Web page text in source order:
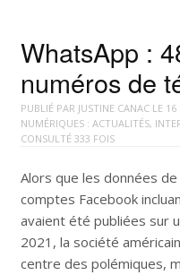
WhatsApp :
numéros de
PUBLIÉ PAR JUSTINE CANACLE 16
NUMÉRIQUES : ACTUALITÉS,
CONSULTÉ 333 FOIS
Alors que les données
comptes Facebook
avaient été publiées sur
2021, la société
centre des polémiques,